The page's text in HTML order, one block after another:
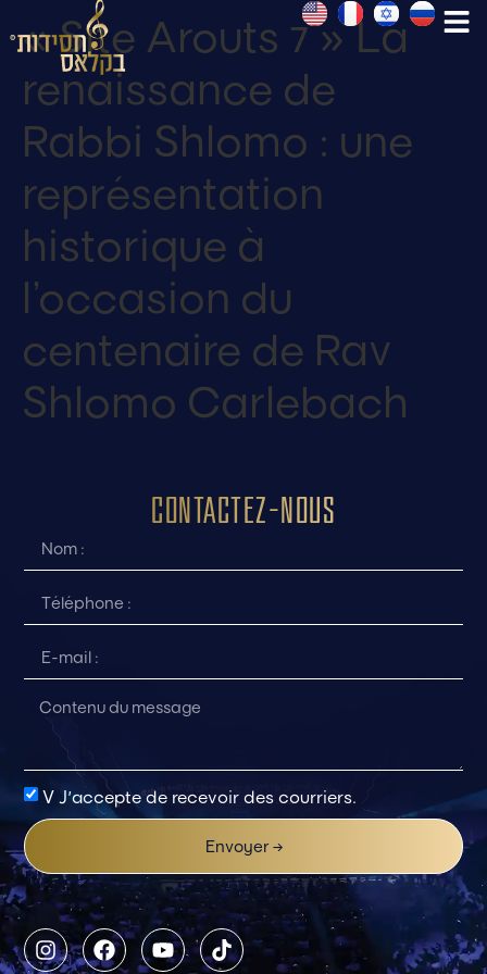
« Site Arouts 7 » La
renaissance de
Rabbi Shlomo : une
représentation
historique à
l’occasion du
centenaire de Rav
Shlomo Carlebach
Contactez-nous
V J'accepte de recevoir des courriers.
Envoyer →